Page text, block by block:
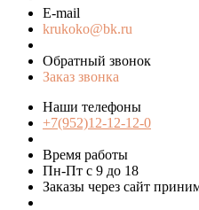
E-mail
krukoko@bk.ru
Обратный звонок
Заказ звонка
Наши телефоны
+7(952)12-12-12-0
Время работы
Пн-Пт с 9 до 18
Заказы через сайт